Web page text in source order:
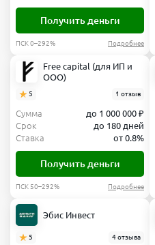
Получить деньги
ПСК 0–292% Подробнее
Free capital (для ИП и
ООО)
5 1 отзыв
Сумма
до 1 000 000 ₽
Срок
до 180 дней
Ставка
от 0.8%
Получить деньги
ПСК 50–292% Подробнее
Эбис Инвест
5 4 отзыва